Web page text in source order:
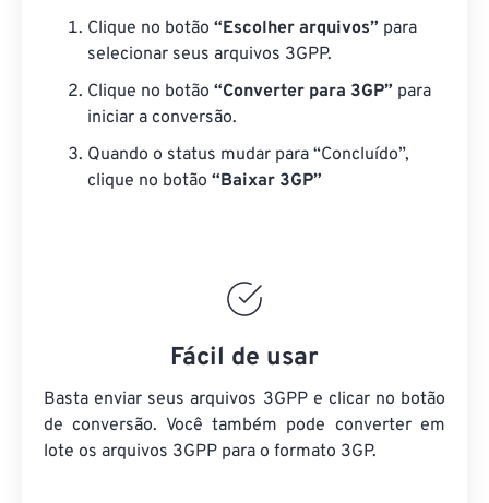
Clique no botão “Escolher arquivos” para
selecionar seus arquivos 3GPP.
Clique no botão “Converter para 3GP” para
iniciar a conversão.
Quando o status mudar para “Concluído”,
clique no botão “Baixar 3GP”
Fácil de usar
Basta enviar seus arquivos 3GPP e clicar no botão
de conversão. Você também pode converter em
lote os arquivos 3GPP para o formato 3GP.